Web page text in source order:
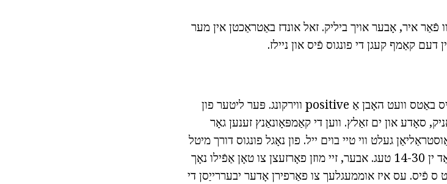
פֿאַר איר, אָבער אויך ביליק. זאל אונדז באַטראַכטן אין מער
קאַמף קעגן די פונגוס פֿיס און ניילז.
טעגלעך פּראָוסידזשערז אין די פאָרעם פון פֿיס באַטס וועט האָבן אַ positive ווירקונג. פּער ליטער פון
סאָדע און ים זאַלץ. ווען די קאַמפּאָונאַנץ זענען גאָר
20 דראָפּס פון די אַוסטראַליאַן געלט ווי טיי בוים ייל. פון נאָגל פונגוס דורך מיטל
פון אַזאַ פּראָוסידזשערז קענען זיין ילימאַנייטאַד ין 14-30 טעג. אבער, זיי מוזן פאָרזעצן צו טאָן אַפֿילו נאָך
פֿיס. עס איז אוממעגלעך צו פאַרפירן אָדער יבעררייַסן די